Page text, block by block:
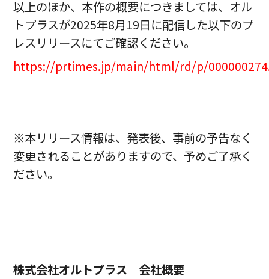
以上のほか、本作の概要につきましては、オル
トプラスが2025年8月19日に配信した以下のプ
レスリリースにてご確認ください。
https://prtimes.jp/main/html/rd/p/
※本リリース情報は、発表後、事前の予告なく
変更されることがありますので、予めご了承く
ださい。
株式会社オルトプラス 会社概要